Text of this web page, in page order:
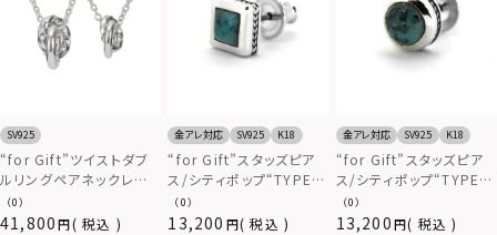
SV925
“for Gift”ツイストダブ
ルリングペアネックレス/
シルバー925
41,800 税込
（0）
金アレ対応 SV925 K18
“for Gift”スタッズピア
ス/シティポップ“TYPE
H”/シルバー925
13,200 税込
（0）
金アレ対応 SV925 K18
“for Gift”スタッズピア
ス/シティポップ“TYPE
G”/シルバー925
13,200 税込
（0）